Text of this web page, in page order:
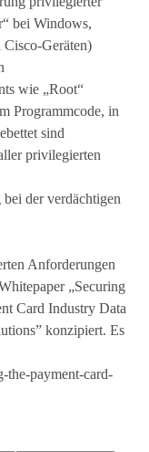
bei Windows,
Geräten)
wie „Root“
Programmcode, in
sind
privilegierten
der verdächtigen
Anforderungen
„Securing
Card Industry Data
konzipiert. Es
the-payment-card-